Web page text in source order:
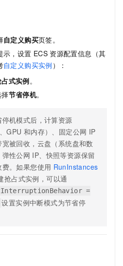
自定义购买页签。
示，设置 ECS 资源配置信息（其
自定义购买实例 ）：
式实例。
节省停机。
机模式后，计算资源
GPU 和内存）、固定公网 IP
被回收，云盘（系统盘和数
性公网 IP、快照等资源保留
费。如果您使用 RunInstances
抢占式实例，可以通
=
设置实例中断模式为节省停